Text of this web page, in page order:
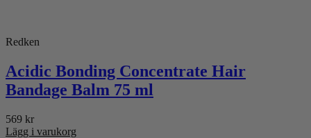
Redken
Acidic Bonding Concentrate Hair
Bandage Balm 75 ml
569 kr
Lägg i varukorg